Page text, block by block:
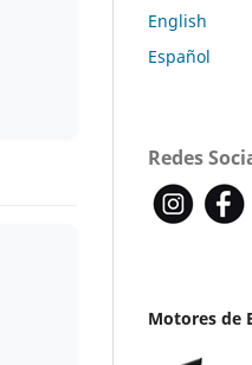
English
Español
Redes
Motores de